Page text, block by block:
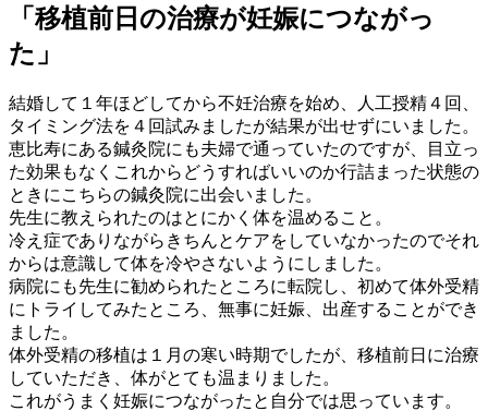
「移植前日の治療が妊娠につながっ
た」
結婚して１年ほどしてから不妊治療を始め、人工授精４回、
タイミング法を４回試みましたが結果が出せずにいました。
恵比寿にある鍼灸院にも夫婦で通っていたのですが、目立っ
た効果もなくこれからどうすればいいのか行詰まった状態の
ときにこちらの鍼灸院に出会いました。
先生に教えられたのはとにかく体を温めること。
冷え症でありながらきちんとケアをしていなかったのでそれ
からは意識して体を冷やさないようにしました。
病院にも先生に勧められたところに転院し、初めて体外受精
にトライしてみたところ、無事に妊娠、出産することができ
ました。
体外受精の移植は１月の寒い時期でしたが、移植前日に治療
していただき、体がとても温まりました。
これがうまく妊娠につながったと自分では思っています。